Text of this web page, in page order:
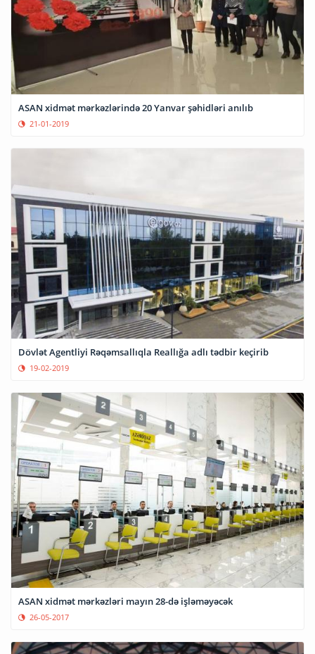
ASAN xidmət mərkəzlərində 20 Yanvar şəhidləri anılıb
21-01-2019
Dövlət Agentliyi Rəqəmsallıqla Reallığa adlı tədbir keçirib
19-02-2019
ASAN xidmət mərkəzləri mayın 28-də işləməyəcək
26-05-2017